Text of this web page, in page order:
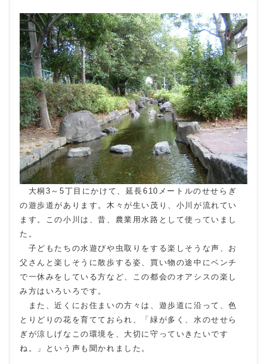
大桐3～5丁目にかけて、延長610メートルのせせらぎ
の遊歩道があります。木々が生い茂り、小川が流れてい
ます。この小川は、昔、農業用水路として使っていまし
た。
子どもたちの水遊びや虫取りをする楽しそうな声、お
父さんと楽しそうに散歩する姿、買い物の途中にベンチ
で一休みをしている方など、この都会のオアシスの楽し
み方はいろいろです。
また、近くにお住まいの方々は、遊歩道に沿って、色
とりどりの花を育てておられ、「緑が多く、水のせせら
ぎが涼しげなこの環境を、大切に守っていきたいです
ね。」という声も聞かれました。